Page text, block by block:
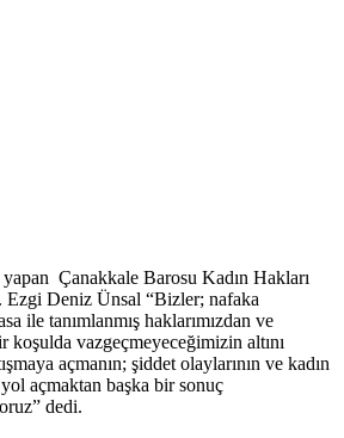
Çanakkale Barosu Kadın Hakları
Ezgi Deniz Ünsal “Bizler; nafaka
ile tanımlanmış haklarımızdan ve
koşulda vazgeçmeyeceğimizin altını
açmanın; şiddet olaylarının ve kadın
açmaktan başka bir sonuç
dedi.